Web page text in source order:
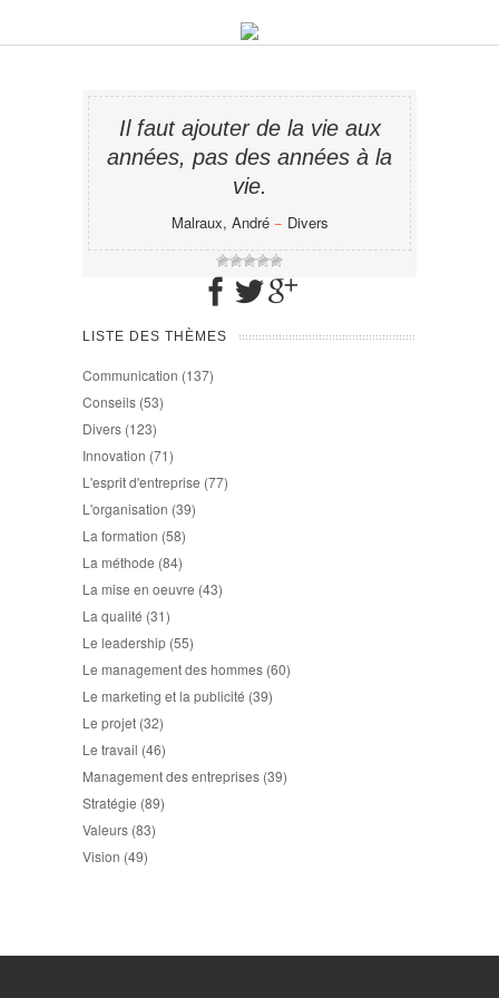
Il faut ajouter de la vie aux
années, pas des années à la
vie.
Malraux, André− Divers
LISTE DES THÈMES
Communication (137)
Conseils (53)
Divers (123)
Innovation (71)
L'esprit d'entreprise (77)
L'organisation (39)
La formation (58)
La méthode (84)
La mise en oeuvre (43)
La qualité (31)
Le leadership (55)
Le management des hommes (60)
Le marketing et la publicité (39)
Le projet (32)
Le travail (46)
Management des entreprises (39)
Stratégie (89)
Valeurs (83)
Vision (49)